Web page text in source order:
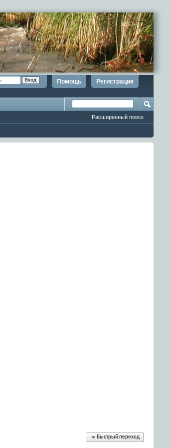
Регистрация
Помощь
Расширенный поиск
Быстрый переход